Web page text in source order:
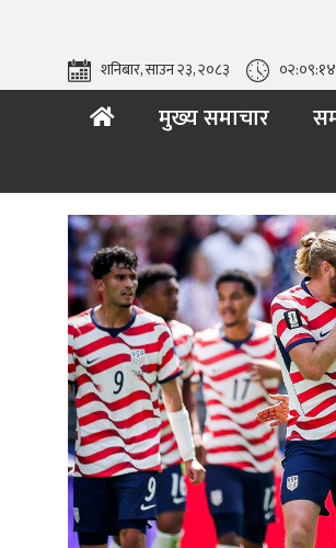
शनिबार, साउन २३, २०८३ ०२:०९:१६
मुख्य समाचार